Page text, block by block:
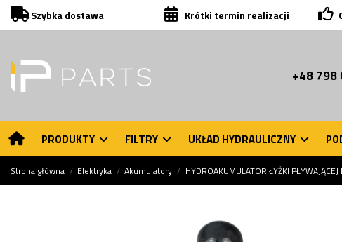
Szybka dostawa Krótki termin realizacji
+48 798
PRODUKTY FILTRY UKŁAD HYDRAULICZNY
Strona główna Elektryka Akumulatory HYDROAKUMULATOR ŁYŻKI